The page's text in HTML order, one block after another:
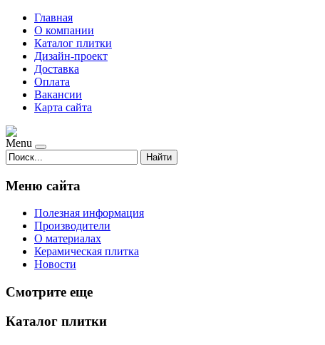
Главная
О компании
Каталог плитки
Дизайн-проект
Доставка
Оплата
Вакансии
Карта сайта
Menu
Найти
Меню сайта
Полезная информация
Производители
О материалах
Керамическая плитка
Новости
Смотрите еще
Каталог плитки